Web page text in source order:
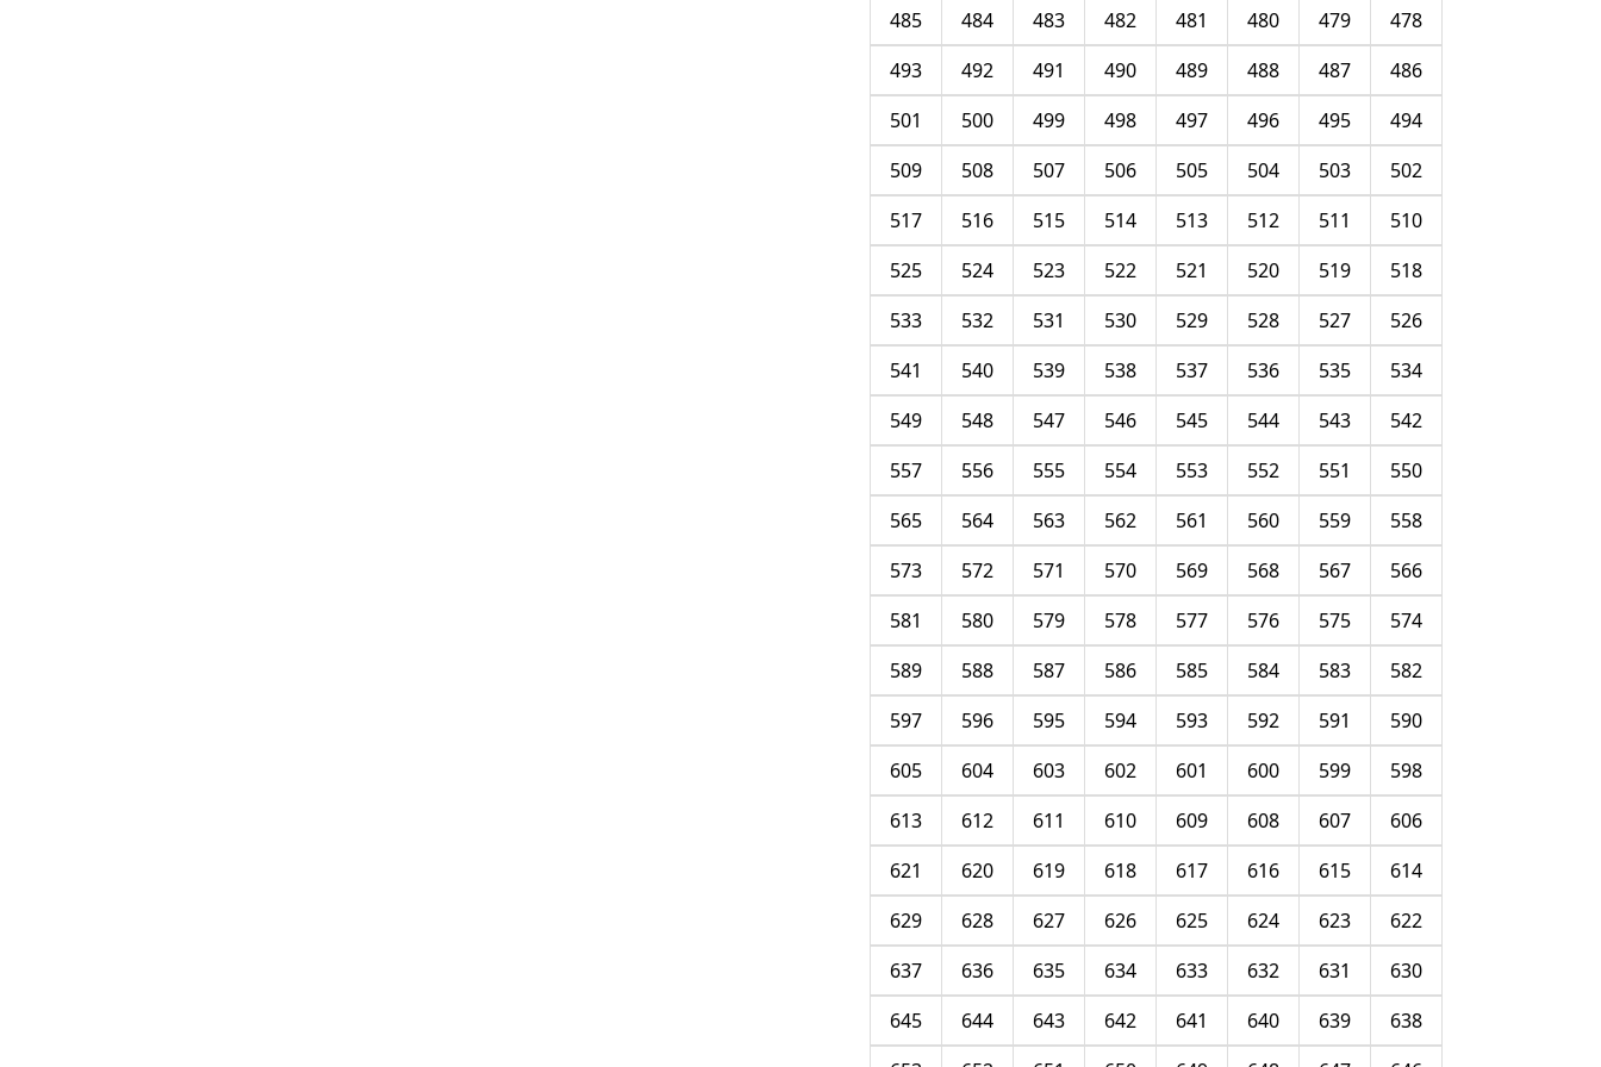
478
479
480
481
482
483
484
485
486
487
488
489
490
491
492
493
494
495
496
497
498
499
500
501
502
503
504
505
506
507
508
509
510
511
512
513
514
515
516
517
518
519
520
521
522
523
524
525
526
527
528
529
530
531
532
533
534
535
536
537
538
539
540
541
542
543
544
545
546
547
548
549
550
551
552
553
554
555
556
557
558
559
560
561
562
563
564
565
566
567
568
569
570
571
572
573
574
575
576
577
578
579
580
581
582
583
584
585
586
587
588
589
590
591
592
593
594
595
596
597
598
599
600
601
602
603
604
605
606
607
608
609
610
611
612
613
614
615
616
617
618
619
620
621
622
623
624
625
626
627
628
629
630
631
632
633
634
635
636
637
638
639
640
641
642
643
644
645